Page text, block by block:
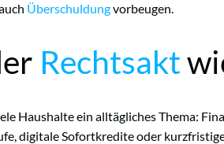
Überschuldungvorbeugen.
Rechtsakt
Haushalte ein alltägliches Thema:
digitale Sofortkredite oder